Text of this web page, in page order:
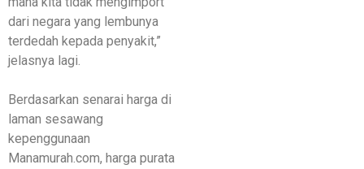
dari negara yang lembunya
terdedah kepada penyakit,”
jelasnya lagi.
Berdasarkan senarai harga di
laman sesawang
kepenggunaan
Manamurah.com, harga purata